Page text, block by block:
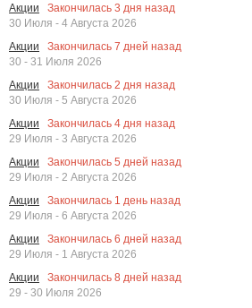
Акции
Закончилась 3 дня назад
30 Июля - 4 Августа 2026
Акции
Закончилась 7 дней назад
30 - 31 Июля 2026
Акции
Закончилась 2 дня назад
30 Июля - 5 Августа 2026
Акции
Закончилась 4 дня назад
29 Июля - 3 Августа 2026
Акции
Закончилась 5 дней назад
29 Июля - 2 Августа 2026
Акции
Закончилась 1 день назад
29 Июля - 6 Августа 2026
Акции
Закончилась 6 дней назад
29 Июля - 1 Августа 2026
Акции
Закончилась 8 дней назад
29 - 30 Июля 2026